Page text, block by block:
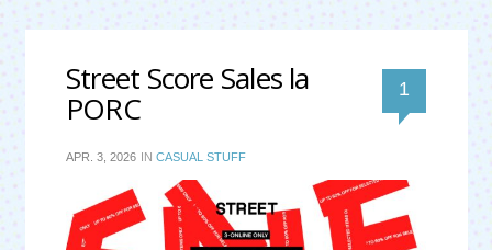
Street Score Sales la
PORC 1
APR. 3, 2026 IN CASUAL STUFF